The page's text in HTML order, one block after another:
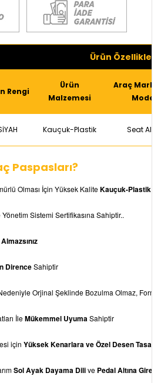
Ürün Özellikleri
Rengi
Ürün
Malzemesi
Araç
Modeli
Kauçuk-Plastik Seat
Paspasları?
Olması İçin Yüksek KaliteKauçuk-Plastik
Yönetim Sistemi Sertifikasına Sahiptir..
DirenceSahiptir
Orjinal Şeklinde Bozulma Olmaz,
İleMükemmel UyumaSahiptir
için Yüksek Kenarlara ve Özel Desen
Sol Ayak Dayama Dilive Pedal Altına Giren